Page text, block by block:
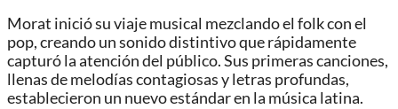
Morat inició su viaje musical mezclando el folk con el
pop, creando un sonido distintivo que rápidamente
capturó la atención del público. Sus primeras canciones,
llenas de melodías contagiosas y letras profundas,
establecieron un nuevo estándar en la música latina.